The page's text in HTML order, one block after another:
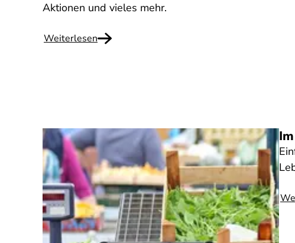
Aktionen und vieles mehr.
Weiterlesen